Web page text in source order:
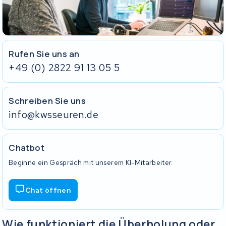
am Akku fest.
Ohne Ladegerät und Schlüssel können wir deinen Akku nicht
vollständig testen.
Rufen Sie uns an
+49 (0) 2822 91 13 05 5
Schreiben Sie uns
info@kwsseuren.de
Chatbot
Beginne ein Gespräch mit unserem KI-Mitarbeiter.
Chat öffnen